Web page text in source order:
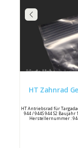
HT Zahnrad
HT Antriebsrad für
944 / 944S 944 S2
Herstellernummer :